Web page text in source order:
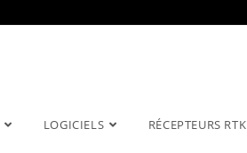
LOGICIELS RÉCEPTEURS RTK